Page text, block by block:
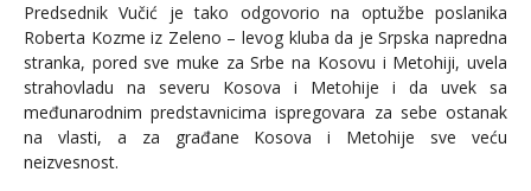
Predsednik Vučić je tako odgovorio na optužbe poslanika
Roberta Kozme iz Zeleno – levog kluba da je Srpska napredna
stranka, pored sve muke za Srbe na Kosovu i Metohiji, uvela
strahovladu na severu Kosova i Metohije i da uvek sa
međunarodnim predstavnicima ispregovara za sebe ostanak
na vlasti, a za građane Kosova i Metohije sve veću
neizvesnost.